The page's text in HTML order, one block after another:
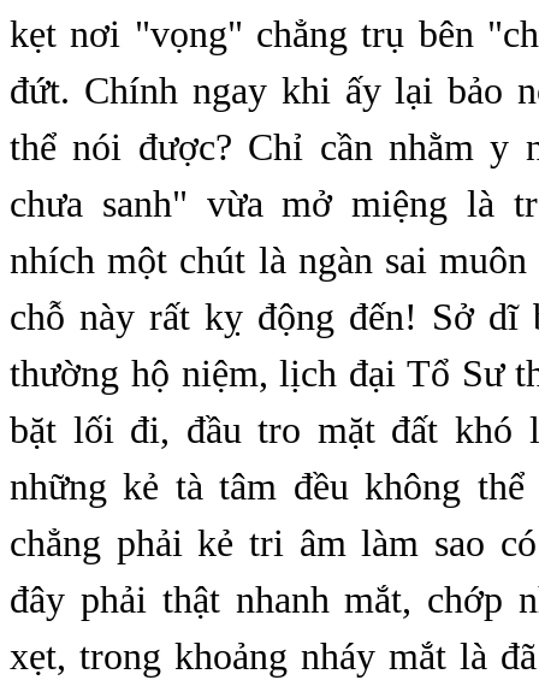
kẹt nơi "vọng" chẳng trụ bên
đứt. Chính ngay khi ấy lại bảo
thể nói được? Chỉ cần nhằm y
chưa sanh" vừa mở miệng là
nhích một chút là ngàn sai
chỗ này rất kỵ động đến! Sở dĩ
thường hộ niệm, lịch đại Tổ Sư
bặt lối đi, đầu tro mặt đất khó
những kẻ tà tâm đều không
chẳng phải kẻ tri âm làm sao
đây phải thật nhanh mắt, chớp
xẹt, trong khoảng nháy mắt là